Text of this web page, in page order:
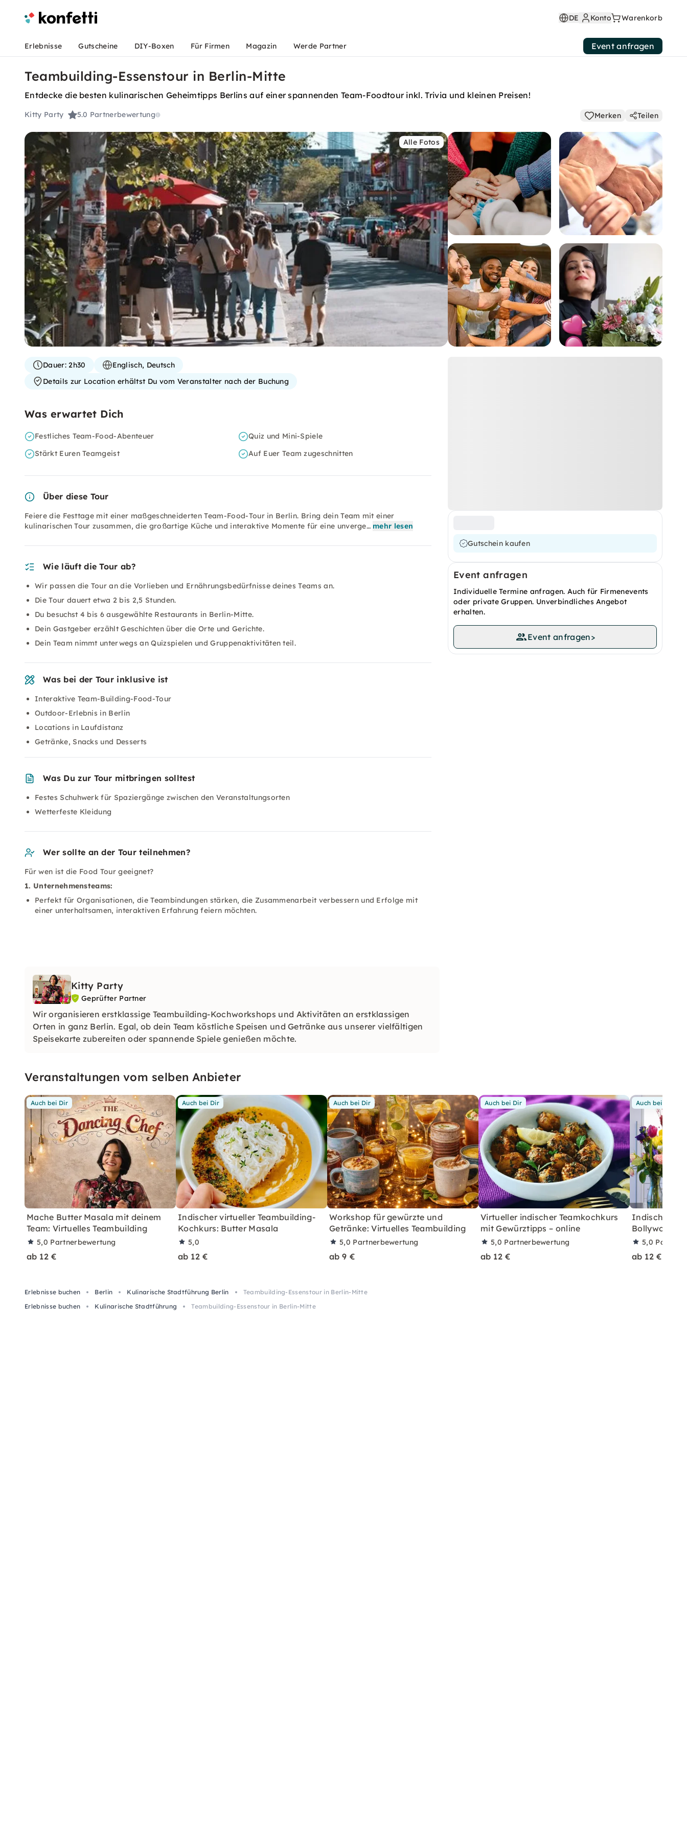
DE Konto Warenkorb
Erlebnisse Gutscheine DIY-Boxen Für Firmen Magazin Werde Partner Event anfragen
Teambuilding-Essenstour in Berlin-Mitte
Entdecke die besten kulinarischen Geheimtipps Berlins auf einer spannenden Team-Foodtour inkl. Trivia und kleinen Preisen!
Kitty Party 5.0 Partnerbewertung Merken Teilen
Alle Fotos
Gutschein kaufen
Event anfragen
Individuelle Termine anfragen. Auch für Firmenevents
oder private Gruppen. Unverbindliches Angebot
erhalten.
Event anfragen>
Dauer:2h30
Englisch, Deutsch
Details zur Location erhältst Du vom Veranstalter nach der Buchung
Was erwartet Dich
Festliches Team-Food-Abenteuer
Quiz und Mini-Spiele
Stärkt Euren Teamgeist
Auf Euer Team zugeschnitten
Über diese Tour
Feiere die Festtage mit einer maßgeschneiderten Team-Food-Tour in Berlin. Bring dein Team mit einer
kulinarischen Tour zusammen, die großartige Küche und interaktive Momente für eine unverge… mehr lesen
Wie läuft die Tour ab?
Wir passen die Tour an die Vorlieben und Ernährungsbedürfnisse deines Teams an.
Die Tour dauert etwa 2 bis 2,5 Stunden.
Du besuchst 4 bis 6 ausgewählte Restaurants in Berlin-Mitte.
Dein Gastgeber erzählt Geschichten über die Orte und Gerichte.
Dein Team nimmt unterwegs an Quizspielen und Gruppenaktivitäten teil.
Was bei der Tour inklusive ist
Interaktive Team-Building-Food-Tour
Outdoor-Erlebnis in Berlin
Locations in Laufdistanz
Getränke, Snacks und Desserts
Was Du zur Tour mitbringen solltest
Festes Schuhwerk für Spaziergänge zwischen den Veranstaltungsorten
Wetterfeste Kleidung
Wer sollte an der Tour teilnehmen?
Für wen ist die Food Tour geeignet?
1. Unternehmensteams:
Perfekt für Organisationen, die Teambindungen stärken, die Zusammenarbeit verbessern und Erfolge mit
einer unterhaltsamen, interaktiven Erfahrung feiern möchten.
Kitty Party
Geprüfter Partner
Wir organisieren erstklassige Teambuilding-Kochworkshops und Aktivitäten an erstklassigen
Orten in ganz Berlin. Egal, ob dein Team köstliche Speisen und Getränke aus unserer vielfältigen
Speisekarte zubereiten oder spannende Spiele genießen möchte.
Veranstaltungen vom selben Anbieter
Auch bei Dir
Mache Butter Masala mit deinem
Team: Virtuelles Teambuilding
5,0 Partnerbewertung
ab 12 €
Auch bei Dir
Indischer virtueller Teambuilding-
Kochkurs: Butter Masala
5,0
ab 12 €
Auch bei Dir
Workshop für gewürzte und
Getränke: Virtuelles Teambuilding
5,0 Partnerbewertung
ab 9 €
Auch bei Dir
Virtueller indischer Teamkochkurs
mit Gewürztipps – online
5,0 Partnerbewertung
ab 12 €
Auch bei Dir
Indischer
Bollywood-
5,0
ab 12 €
Erlebnisse buchen Berlin Kulinarische Stadtführung Berlin
Teambuilding-Essenstour in Berlin-Mitte
Erlebnisse buchen
Kulinarische Stadtführung Teambuilding-Essenstour in Berlin-Mitte